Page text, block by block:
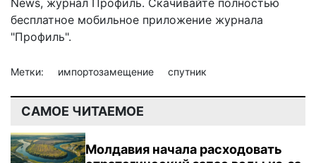
бесплатное мобильное приложение журнала
"Профиль".
Метки: импортозамещение спутник
САМОЕ ЧИТАЕМОЕ
Молдавия начала расходовать